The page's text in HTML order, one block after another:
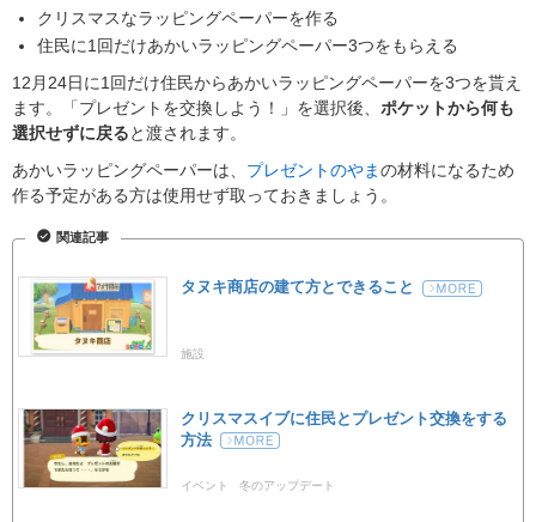
クリスマスなラッピングペーパーを作る
住民に1回だけあかいラッピングペーパー3つをもらえる
12月24日に1回だけ住民からあかいラッピングペーパーを3つを貰え
ます。「プレゼントを交換しよう！」を選択後、 ポケットから何も
選択せずに戻ると渡されます。
あかいラッピングペーパーは、 プレゼントのやまの材料になるため
作る予定がある方は使用せず取っておきましょう。
関連記事
タヌキ商店の建て方とできること
施設
クリスマスイブに住民とプレゼント交換をする
方法
イベント 冬のアップデート